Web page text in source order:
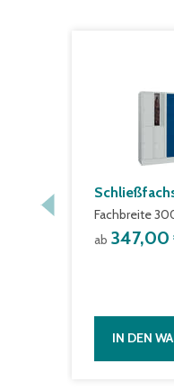
Fachbreite
ab 347,00
IN DEN